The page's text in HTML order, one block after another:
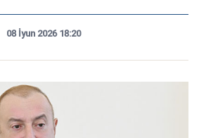
08 İyun 2026 18:20